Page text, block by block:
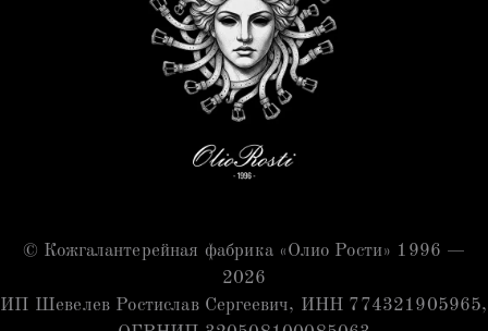
© Кожгалантерейная фабрика «Олио Рости» 1996 —
2026
ИП Шевелев Ростислав Сергеевич, ИНН 774321905965,